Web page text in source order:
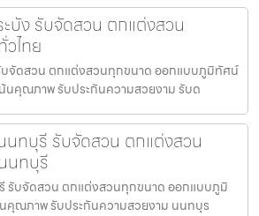
บัง รับจัดสวน ตกแต่งสวน
ไทย
บจัดสวน ตกแต่งสวนทุกขนาด ออกแบบภูมิทัศน์
น้นคุณภาพ รับประกันความสวยงาม รับด
นทบุรี รับจัดสวน ตกแต่งสวน
นทบุรี
รับจัดสวน ตกแต่งสวนทุกขนาด ออกแบบภูมิ
นคุณภาพ รับประกันความสวยงาม นนทบุร